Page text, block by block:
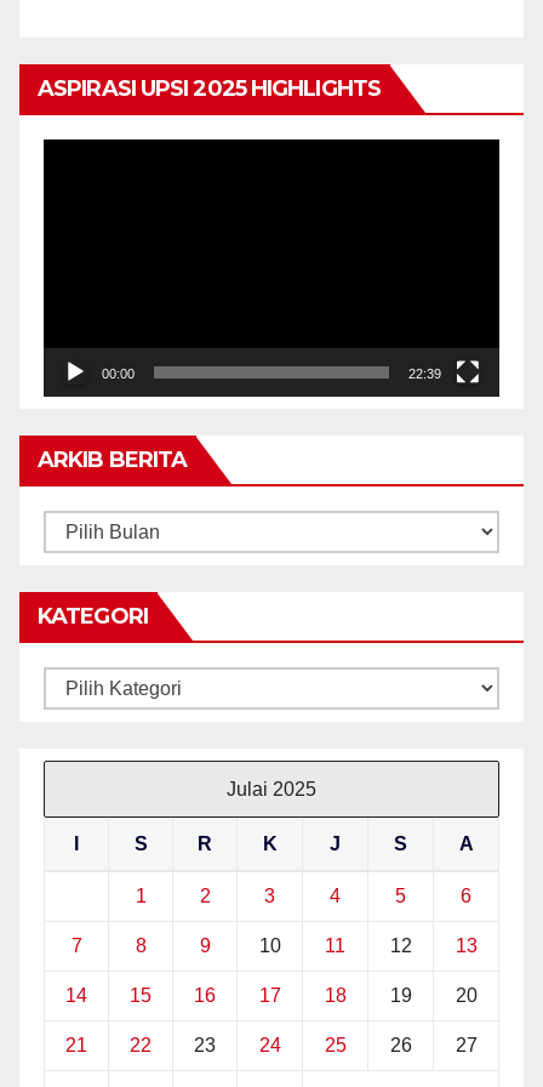
ASPIRASI UPSI 2025 HIGHLIGHTS
00:00 22:39
ARKIB BERITA
ARKIB
KATEGORI
Kategori
Julai 2025
S R K J S A
1 2 3 4 5 6
7 8 9 10 11 12 13
14 15 16 17 18 19 20
21 22 23 24 25 26 27